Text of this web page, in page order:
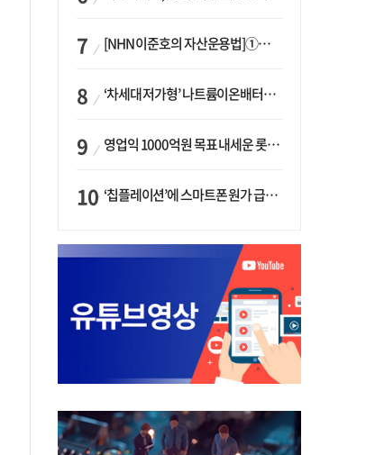
[NHN 이준호의 자산운용법]①이니시오·JLC ‘부동산’-JLC파트너스 ‘투자’…“부동산 담보대출로 투자재원 확보”
‘차세대 저가형’ 나트륨이온배터리 시대 오나…LG화학·에코프로, 상용화 속도낸다
영업익 1000억원 목표 내세운 롯데마트…하반기 ‘오카도’ 시험대
‘칩플레이션’에 스마트폰 원가 급등…삼성전자, ‘엑시노스’ 채택 확대하나